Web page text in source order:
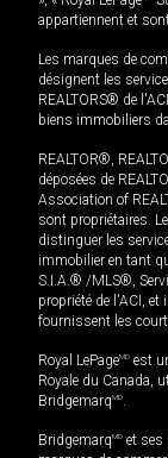
appartiennent et
Les marques de
désignent les
REALTORS® de
biens immobiliers
REALTOR®,
déposées de
Association of
sont propriétaires.
distinguer les
immobilier en tant
S.I.A.® /MLS®,
propriété de l'ACI,
fournissent les
Royal LePageMD est
Royale du Canada,
BridgemarqMD.
BridgemarqMD et ses